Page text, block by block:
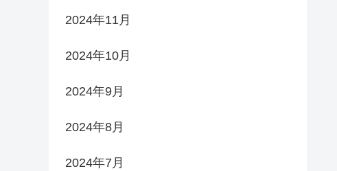
2024年11月
2024年10月
2024年9月
2024年8月
2024年7月